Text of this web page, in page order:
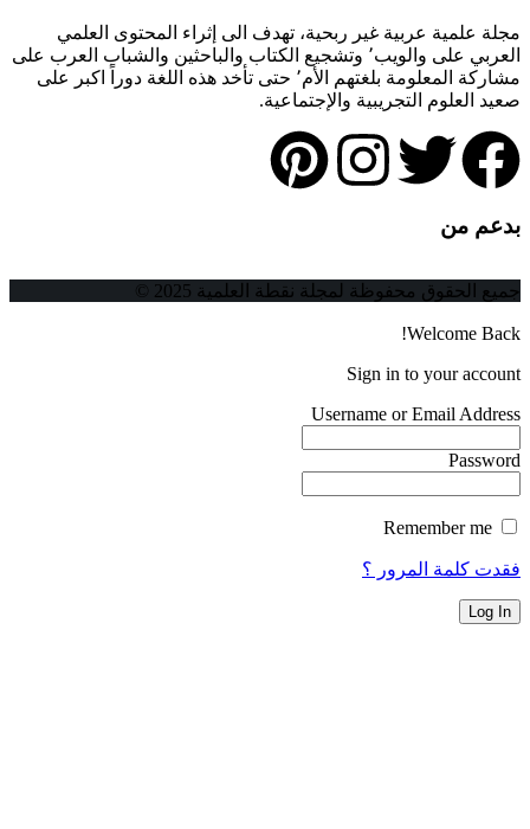
مجلة علمية عربية غير ربحية، تهدف الى إثراء المحتوى العلمي
العربي على والويب٬ وتشجيع الكتاب والباحثين والشباب العرب على
مشاركة المعلومة بلغتهم الأم٬ حتى تأخد هذه اللغة دوراً اكبر على
صعيد العلوم التجريبية والإجتماعية.
بدعم من
جميع الحقوق محفوظة لمجلة نقطة العلمية 2025 ©
Welcome Back!
Sign in to your account
Username or Email Address
Password
فقدت كلمة المرور ؟